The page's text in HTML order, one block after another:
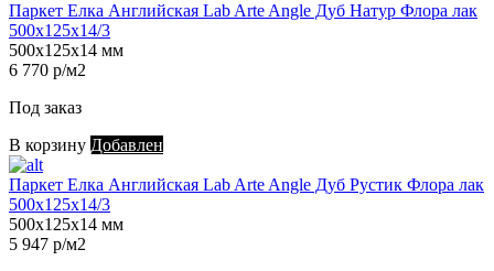
Паркет Елка Английская Lab Arte Angle Дуб Натур Флора лак
500х125х14/3
500х125х14 мм
6 770 р/м2
Под заказ
В корзину Добавлен
Паркет Елка Английская Lab Arte Angle Дуб Рустик Флора лак
500х125х14/3
500х125х14 мм
5 947 р/м2